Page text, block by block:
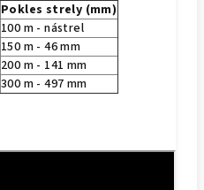
Pokles strely (mm)
100 m - nástrel
150 m - 46mm
200 m - 141 mm
300 m -497 mm